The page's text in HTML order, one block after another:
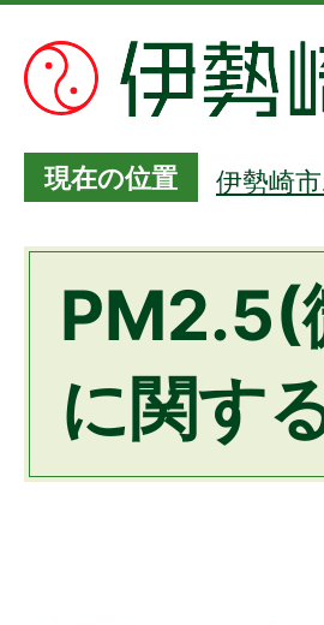
現在の位置 伊勢崎
PM2.5(
に関す